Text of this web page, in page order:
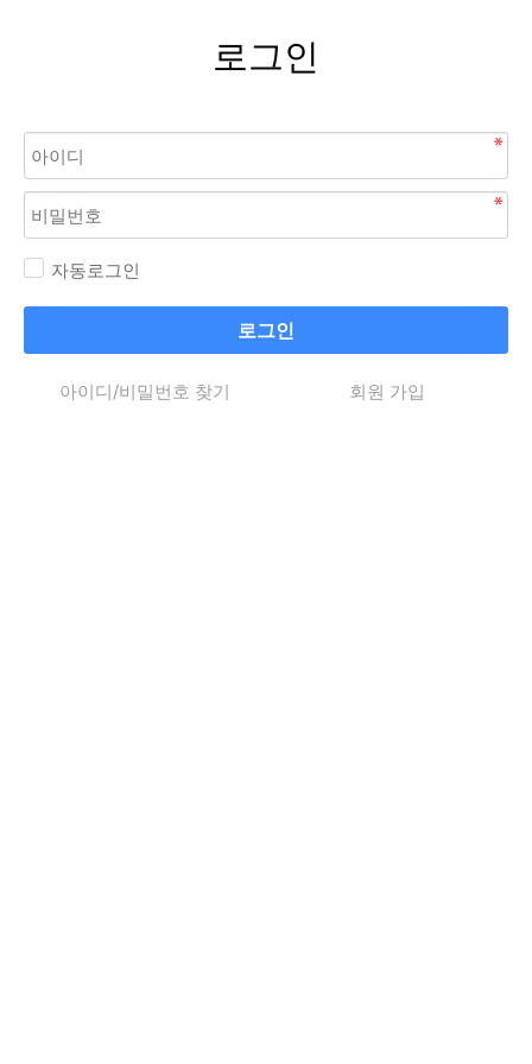
로그인
자동로그인
로그인
아이디/비밀번호 찾기 회원 가입